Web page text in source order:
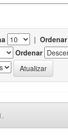
|
Ordenar